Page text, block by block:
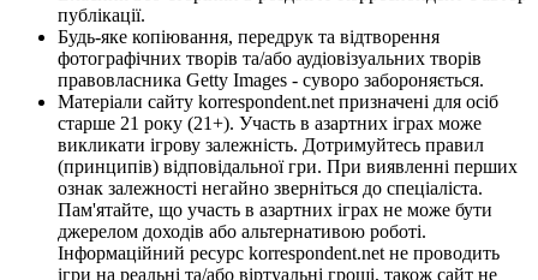
публікації.
Будь-яке копіювання, передрук та відтворення
фотографічних творів та/або аудіовізуальних творів
правовласника Getty Images - суворо забороняється.
Матеріали сайту korrespondent.net призначені для осіб
старше 21 року (21+). Участь в азартних іграх може
викликати ігрову залежність. Дотримуйтесь правил
(принципів) відповідальної гри. При виявленні перших
ознак залежності негайно зверніться до спеціаліста.
Пам'ятайте, що участь в азартних іграх не може бути
джерелом доходів або альтернативою роботі.
Інформаційний ресурс korrespondent.net не проводить
ігри на реальні та/або віртуальні гроші, також сайт не